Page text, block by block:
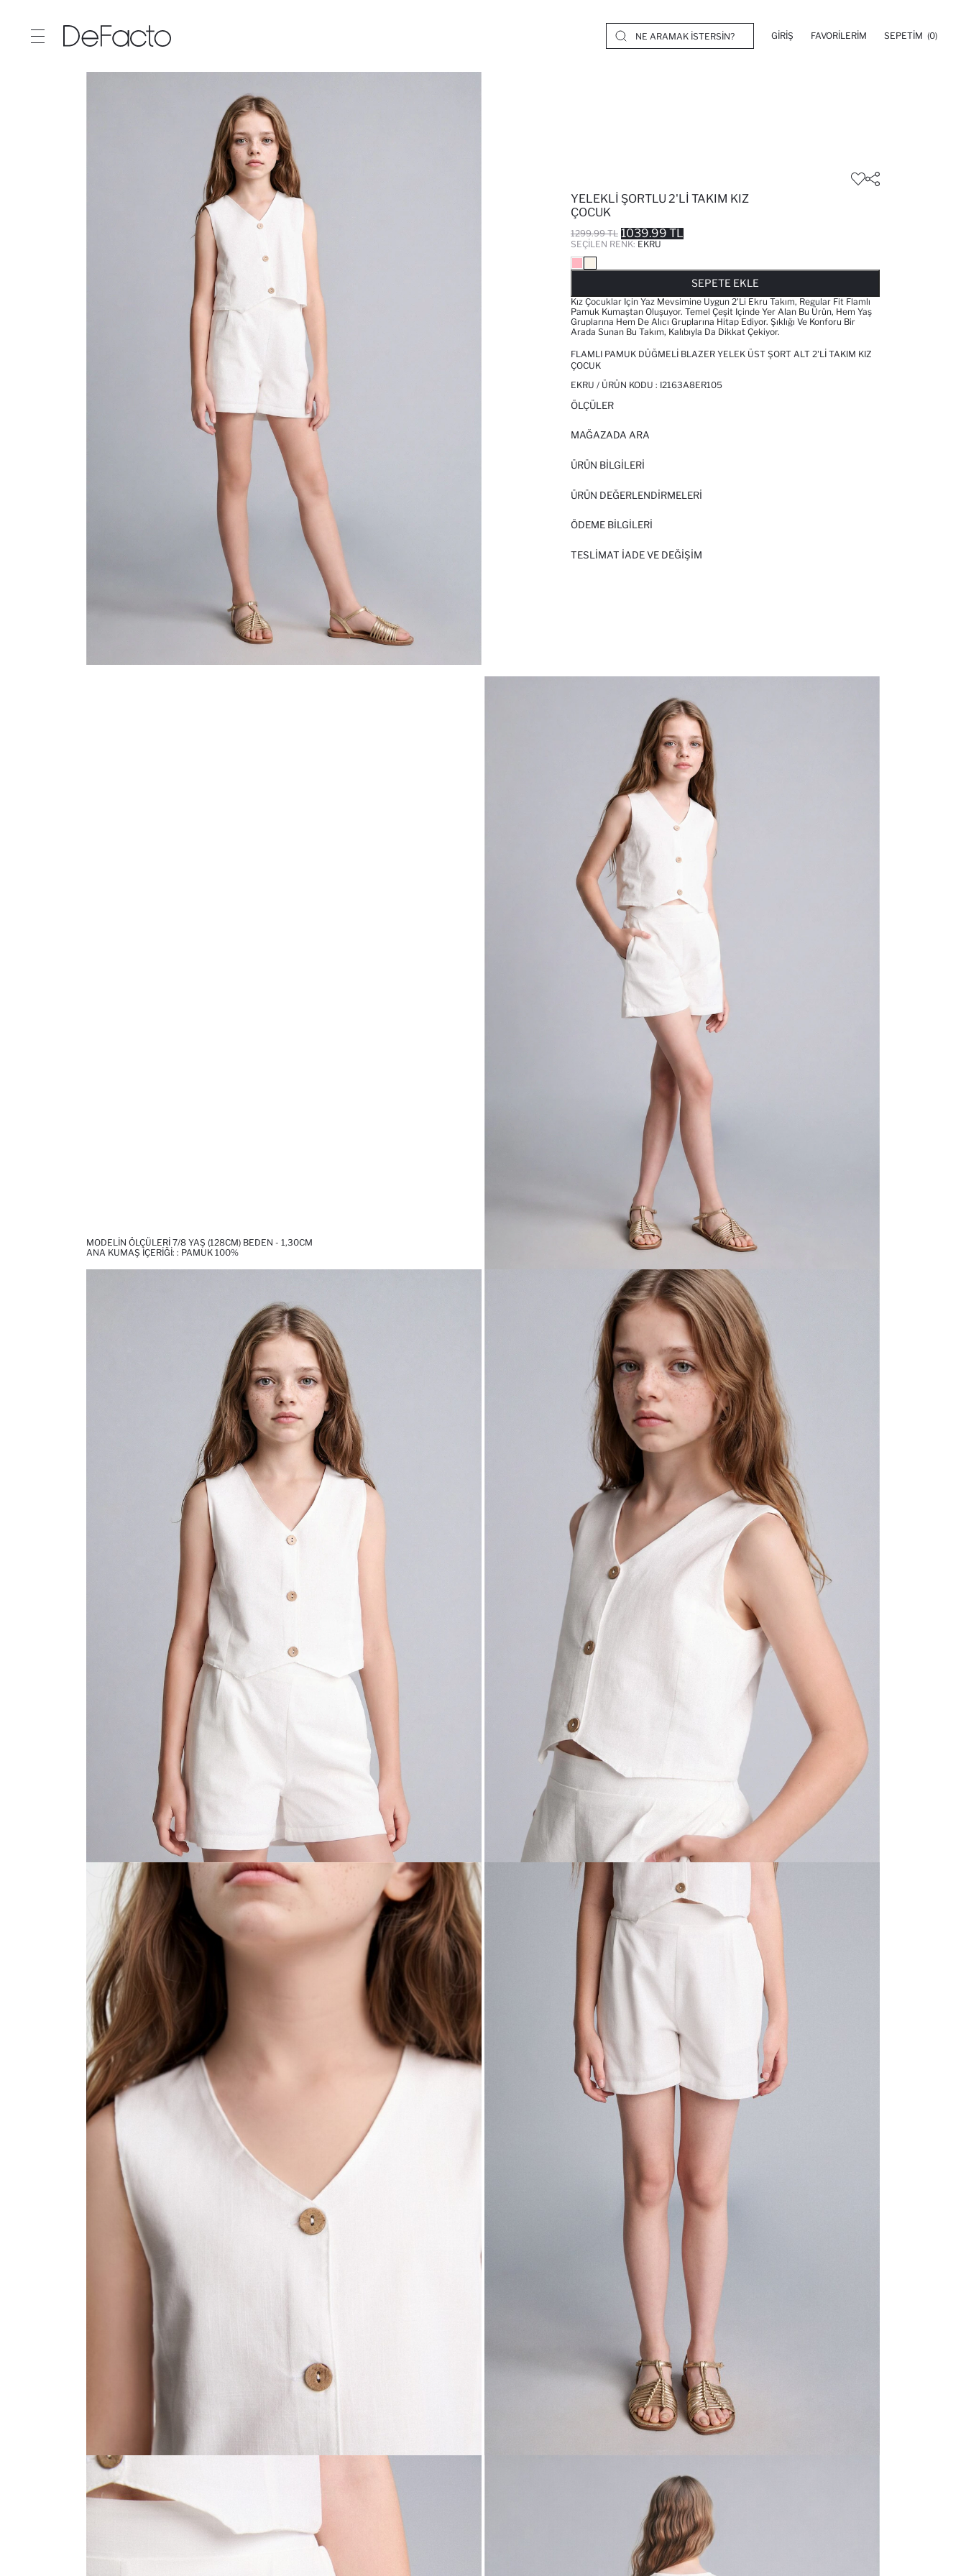
GIRIŞ FAVORILERIM SEPETIM (0)
YELEKLI ŞORTLU 2'LI TAKIM KIZ
ÇOCUK
1299.99 TL 1039.99 TL
SEÇILEN RENK: EKRU
SEPETE EKLE
Kız Çocuklar Için Yaz Mevsimine Uygun 2'li Ekru Takım, Regular Fit Flamlı
Pamuk Kumaştan Oluşuyor. Temel Çeşit Içinde Yer Alan Bu Ürün, Hem Yaş
Gruplarına Hem De Alıcı Gruplarına Hitap Ediyor. Şıklığı Ve Konforu Bir
Arada Sunan Bu Takım, Kalıbıyla Da Dikkat Çekiyor.
FLAMLI PAMUK DÜĞMELI BLAZER YELEK ÜST ŞORT ALT 2'LI TAKIM KIZ
ÇOCUK
EKRU / ÜRÜN KODU : I2163A8ER105
ÖLÇÜLER
MAĞAZADA ARA
ÜRÜN BILGILERI
ÜRÜN DEĞERLENDİRMELERİ
ÖDEME BİLGİLERİ
TESLIMAT İADE VE DEĞIŞIM
MODELIN ÖLÇÜLERI 7/8 YAŞ (128CM) BEDEN - 1,30CM
ANA KUMAŞ İÇERIĞI: : PAMUK 100%